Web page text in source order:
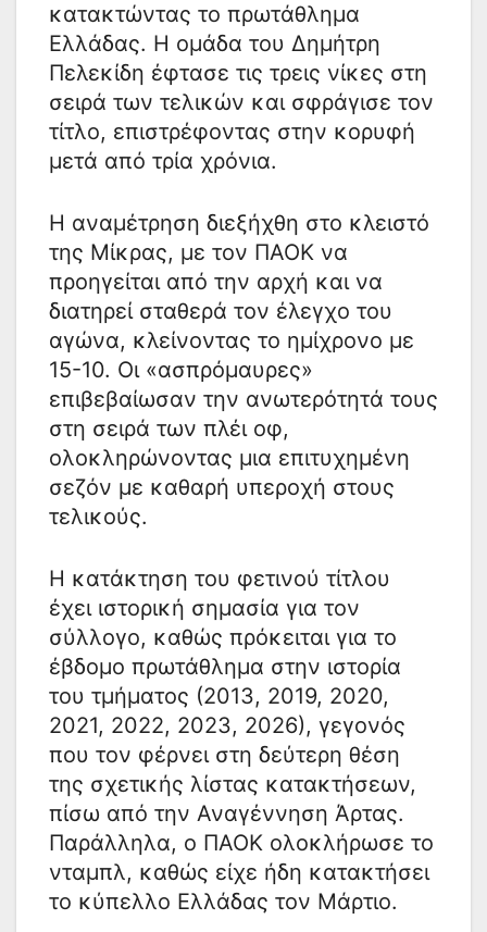
κατακτώντας το πρωτάθλημα
Ελλάδας. Η ομάδα του Δημήτρη
Πελεκίδη έφτασε τις τρεις νίκες στη
σειρά των τελικών και σφράγισε τον
τίτλο, επιστρέφοντας στην κορυφή
μετά από τρία χρόνια.
Η αναμέτρηση διεξήχθη στο κλειστό
της Μίκρας, με τον ΠΑΟΚ να
προηγείται από την αρχή και να
διατηρεί σταθερά τον έλεγχο του
αγώνα, κλείνοντας το ημίχρονο με
15-10. Οι «ασπρόμαυρες»
επιβεβαίωσαν την ανωτερότητά τους
στη σειρά των πλέι οφ,
ολοκληρώνοντας μια επιτυχημένη
σεζόν με καθαρή υπεροχή στους
τελικούς.
Η κατάκτηση του φετινού τίτλου
έχει ιστορική σημασία για τον
σύλλογο, καθώς πρόκειται για το
έβδομο πρωτάθλημα στην ιστορία
του τμήματος (2013, 2019, 2020,
2021, 2022, 2023, 2026), γεγονός
που τον φέρνει στη δεύτερη θέση
της σχετικής λίστας κατακτήσεων,
πίσω από την Αναγέννηση Άρτας.
Παράλληλα, ο ΠΑΟΚ ολοκλήρωσε το
νταμπλ, καθώς είχε ήδη κατακτήσει
το κύπελλο Ελλάδας τον Μάρτιο.